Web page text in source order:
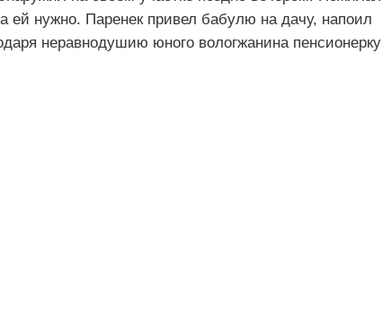
ей нужно. Паренек привел бабулю на дачу, напоил
неравнодушию юного вологжанина пенсионерку